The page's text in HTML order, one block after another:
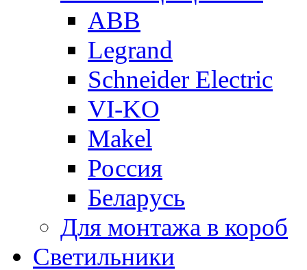
ABB
Legrand
Schneider Electric
VI-KO
Makel
Россия
Беларусь
Для монтажа в короб
Светильники